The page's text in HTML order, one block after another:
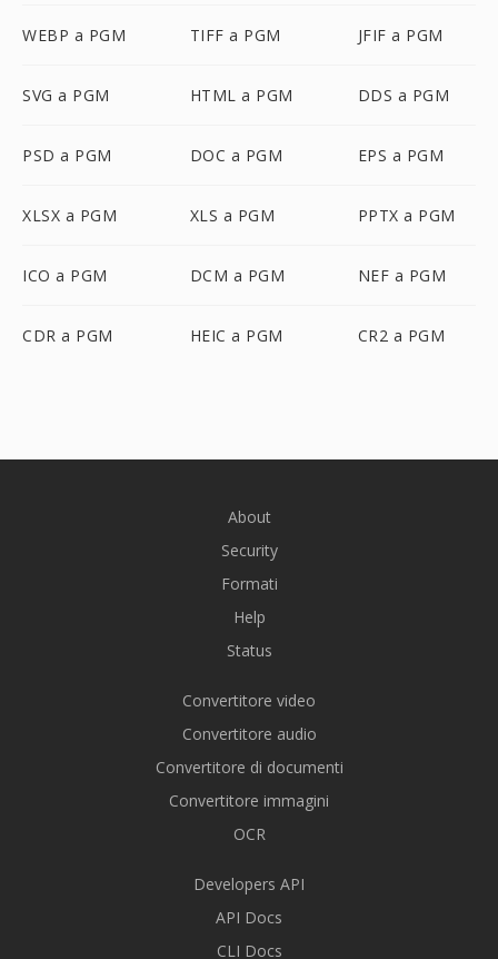
WEBP a PGM TIFF a PGM JFIF a PGM
SVG a PGM HTML a PGM DDS a PGM
PSD a PGM DOC a PGM EPS a PGM
XLSX a PGM XLS a PGM PPTX a PGM
ICO a PGM DCM a PGM NEF a PGM
CDR a PGM HEIC a PGM CR2 a PGM
About
Security
Formati
Help
Status
Convertitore video
Convertitore audio
Convertitore di documenti
Convertitore immagini
OCR
Developers API
API Docs
CLI Docs